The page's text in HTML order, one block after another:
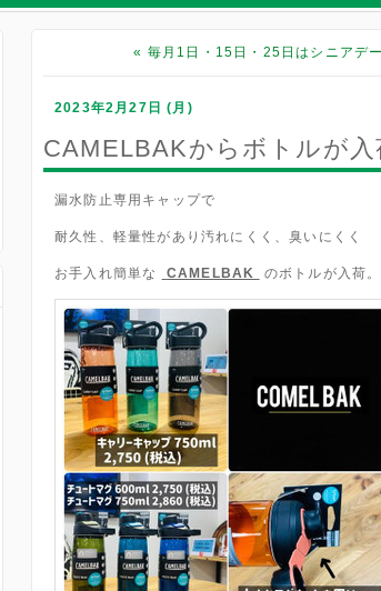
« 毎月1日・15日・25日はシニアデー
2023年2月27日 (月)
CAMELBAKからボトルが入
漏水防止専用キャップで
耐久性、軽量性があり汚れにくく、臭いにくく
お手入れ簡単な CAMELBAK のボトルが入荷。